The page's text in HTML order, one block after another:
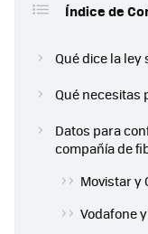
Índice de
Qué dice la
Qué necesitas
Datos para
compañía de
Movistar y
Vodafone